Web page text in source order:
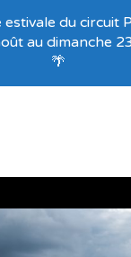
offres
estivale du circuit
au dimanche
🌴